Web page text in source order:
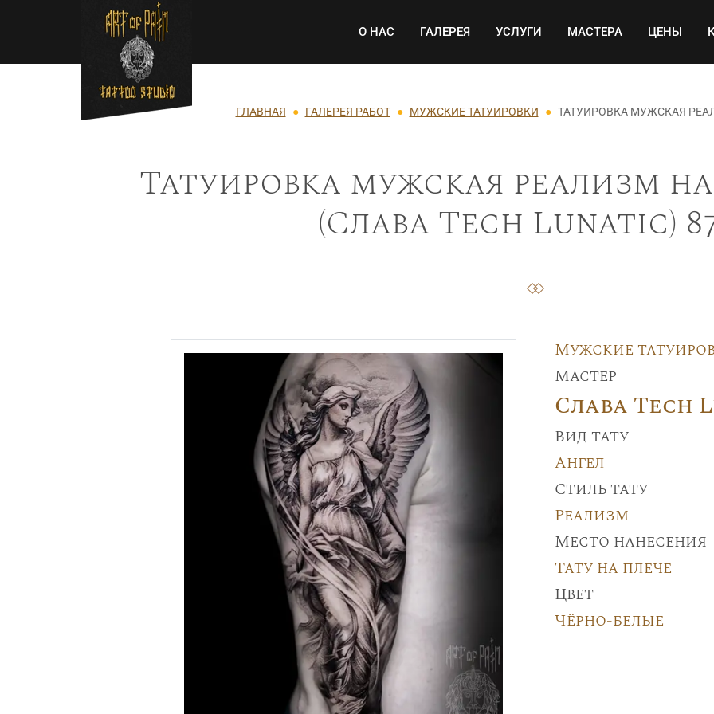
Перейти к основному содержанию Основная навигация
О НАС ГАЛЕРЕЯ УСЛУГИ МАСТЕРА ЦЕНЫ
Строка навигации
ГЛАВНАЯ ГАЛЕРЕЯ РАБОТ МУЖСКИЕ ТАТУИРОВКИ ТАТУИРОВКА МУЖСКАЯ
Татуировка мужская реализм
(Слава Tech Lunatic)
Мужские
Мастер
Слава Tech
Вид тату
Ангел
Стиль тату
Реализм
Место нанесения
Тату на плече
Цвет
Чёрно-белые